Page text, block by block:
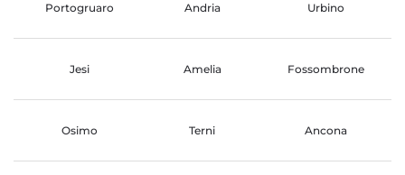
Portogruaro Andria Urbino
Jesi Amelia Fossombrone
Osimo Terni Ancona